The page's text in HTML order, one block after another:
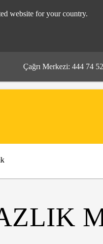
website for your country.
Çağrı Merkezi: 444 74 52